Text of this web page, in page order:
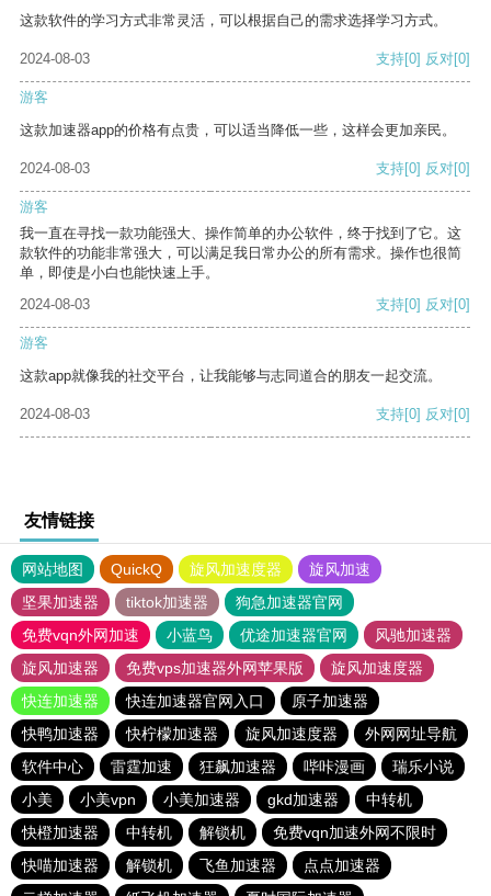
这款软件的学习方式非常灵活，可以根据自己的需求选择学习方式。
2024-08-03 支持[0] 反对[0]
游客
这款加速器app的价格有点贵，可以适当降低一些，这样会更加亲民。
2024-08-03 支持[0] 反对[0]
游客
我一直在寻找一款功能强大、操作简单的办公软件，终于找到了它。这
款软件的功能非常强大，可以满足我日常办公的所有需求。操作也很简
单，即使是小白也能快速上手。
2024-08-03
支持[0] 反对[0]
游客
这款app就像我的社交平台，让我能够与志同道合的朋友一起交流。
2024-08-03 支持[0] 反对[0]
友情链接
网站地图 QuickQ 旋风加速度器
旋风加速
坚果加速器
tiktok加速器
狗急加速器官网
免费vqn外网加速
小蓝鸟 优途加速器官网
风驰加速器
旋风加速器
免费vps加速器外网苹果版
旋风加速度器
快连加速器
快连加速器官网入口
原子加速器
快鸭加速器
快柠檬加速器 旋风加速度器
外网网址导航
软件中心
雷霆加速 狂飙加速器 哔咔漫画
瑞乐小说
小美
小美vpn 小美加速器 gkd加速器
中转机
快橙加速器
中转机 解锁机
免费vqn加速外网不限时
快喵加速器
解锁机 飞鱼加速器
点点加速器